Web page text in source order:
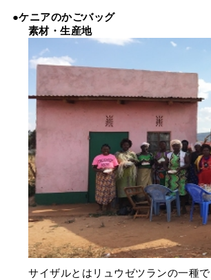
●ケニアのかごバッグ
素材・生産地
サイザルとはリュウゼツランの一種